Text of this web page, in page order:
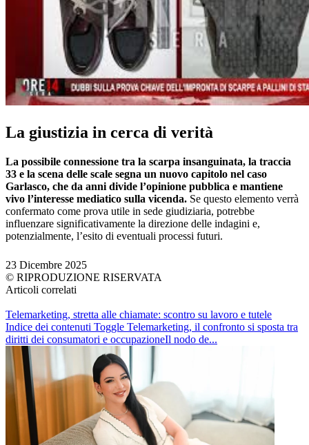
La giustizia in cerca di verità
La possibile connessione tra la scarpa insanguinata, la traccia
33 e la scena delle scale segna un nuovo capitolo nel caso
Garlasco, che da anni divide l’opinione pubblica e mantiene
vivo l’interesse mediatico sulla vicenda. Se questo elemento verrà
confermato come prova utile in sede giudiziaria, potrebbe
influenzare significativamente la direzione delle indagini e,
potenzialmente, l’esito di eventuali processi futuri.
23 Dicembre 2025
© RIPRODUZIONE RISERVATA
Articoli correlati
Telemarketing, stretta alle chiamate: scontro su lavoro e tutele
Indice dei contenuti Toggle Telemarketing, il confronto si sposta tra
diritti dei consumatori e occupazioneIl nodo de...